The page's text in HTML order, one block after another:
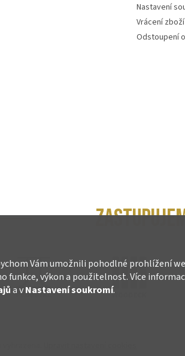
Vám umožnili pohodlné prohlížení
funkce, výkon a použitelnost. Více
a vNastavení soukromí.
Nastavení
Vrácení zboží
Odstoupení